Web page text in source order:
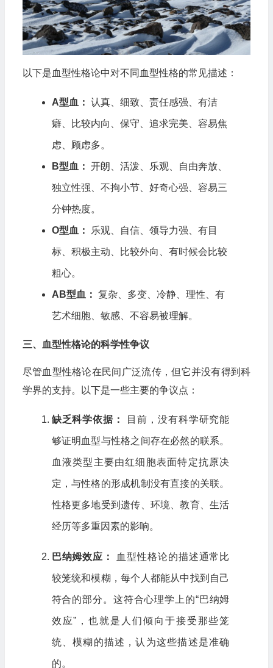
以下是血型性格论中对不同血型性格的常见描述：
A型血： 认真、细致、责任感强、有洁
癖、比较内向、保守、追求完美、容易焦
虑、顾虑多。
B型血： 开朗、活泼、乐观、自由奔放、
独立性强、不拘小节、好奇心强、容易三
分钟热度。
O型血： 乐观、自信、领导力强、有目
标、积极主动、比较外向、有时候会比较
粗心。
AB型血： 复杂、多变、冷静、理性、有
艺术细胞、敏感、不容易被理解。
三、血型性格论的科学性争议
尽管血型性格论在民间广泛流传，但它并没有得到科
学界的支持。以下是一些主要的争议点：
缺乏科学依据： 目前，没有科学研究能
够证明血型与性格之间存在必然的联系。
血液类型主要由红细胞表面特定抗原决
定，与性格的形成机制没有直接的关联。
性格更多地受到遗传、环境、教育、生活
经历等多重因素的影响。
巴纳姆效应： 血型性格论的描述通常比
较笼统和模糊，每个人都能从中找到自己
符合的部分。这符合心理学上的“巴纳姆
效应”，也就是人们倾向于接受那些笼
统、模糊的描述，认为这些描述是准确
的。